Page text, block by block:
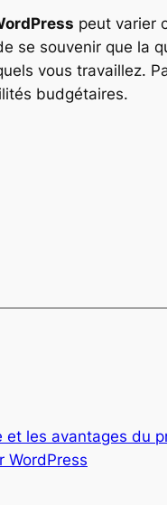
peut varier
se souvenir que la
vous travaillez.
budgétaires.
et les avantages du
WordPress